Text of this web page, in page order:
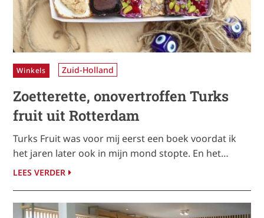
Winkels Zuid-Holland
Zoetterette, onovertroffen Turks
fruit uit Rotterdam
Turks Fruit was voor mij eerst een boek voordat ik
het jaren later ook in mijn mond stopte. En het…
LEES VERDER